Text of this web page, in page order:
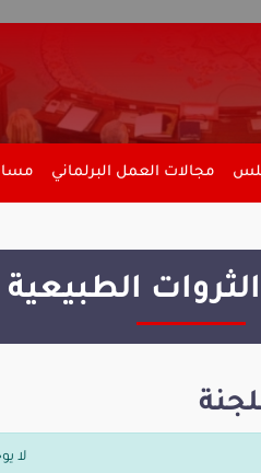
مجالات العمل البرلماني
الطبيعية
لا